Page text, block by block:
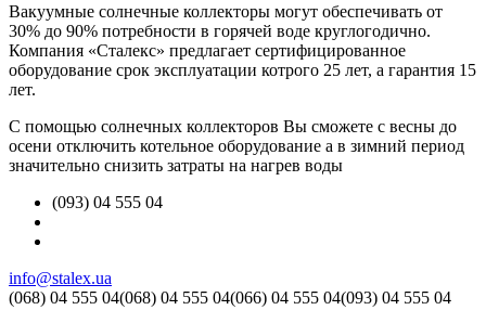
Вакуумные солнечные коллекторы могут обеспечивать от
30% до 90% потребности в горячей воде круглогодично.
Компания «Сталекс» предлагает сертифицированное
оборудование срок эксплуатации котрого 25 лет, а гарантия 15
лет.
С помощью солнечных коллекторов Вы сможете с весны до
осени отключить котельное оборудование а в зимний период
значительно снизить затраты на нагрев воды
(093) 04 555 04
info@stalex.ua
(068) 04 555 04(068) 04 555 04(066) 04 555 04(093) 04 555 04